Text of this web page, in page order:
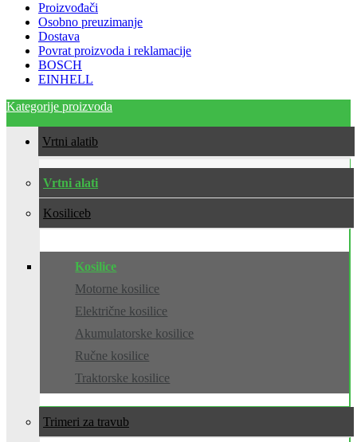
Proizvođači
Osobno preuzimanje
Dostava
Povrat proizvoda i reklamacije
BOSCH
EINHELL
Kategorije proizvoda
Vrtni alati
Vrtni alati
Kosilice
Kosilice
Motorne kosilice
Električne kosilice
Akumulatorske kosilice
Ručne kosilice
Traktorske kosilice
Trimeri za travu